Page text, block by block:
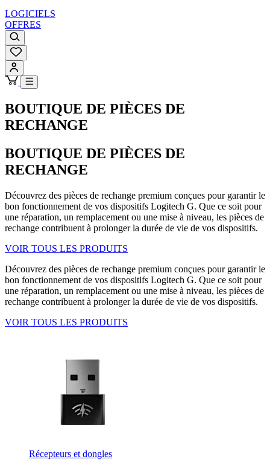
LOGICIELS
OFFRES
BOUTIQUE DE PIÈCES DE
RECHANGE
BOUTIQUE DE PIÈCES DE
RECHANGE
Découvrez des pièces de rechange premium conçues pour garantir le
bon fonctionnement de vos dispositifs Logitech G. Que ce soit pour
une réparation, un remplacement ou une mise à niveau, les pièces de
rechange contribuent à prolonger la durée de vie de vos dispositifs.
VOIR TOUS LES PRODUITS
Découvrez des pièces de rechange premium conçues pour garantir le
bon fonctionnement de vos dispositifs Logitech G. Que ce soit pour
une réparation, un remplacement ou une mise à niveau, les pièces de
rechange contribuent à prolonger la durée de vie de vos dispositifs.
VOIR TOUS LES PRODUITS
Récepteurs et dongles